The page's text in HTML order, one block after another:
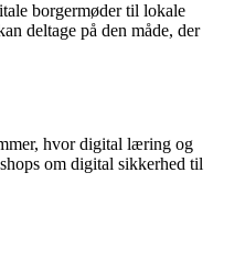
borgermøder til lokale
deltage på den måde, der
hvor digital læring og
om digital sikkerhed til